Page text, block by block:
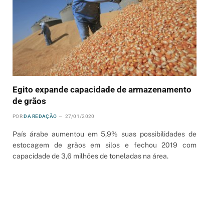
Egito expande capacidade de armazenamento
de grãos
POR DA REDAÇÃO 27/01/2020
País árabe aumentou em 5,9% suas possibilidades de
estocagem de grãos em silos e fechou 2019 com
capacidade de 3,6 milhões de toneladas na área.